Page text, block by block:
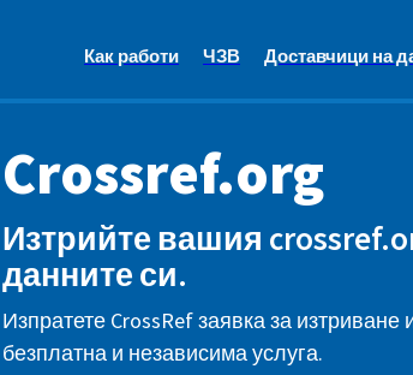
Как работи ЧЗВ Доставчици на
Crossref.org
Изтрийте вашия
данните си.
Изпратете CrossRef заявка за
безплатна и независима услуга.